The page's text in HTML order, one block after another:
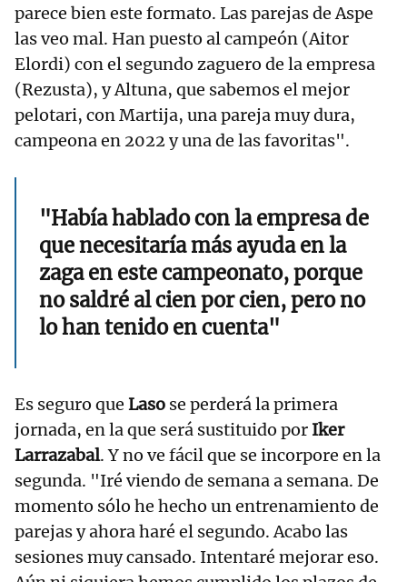
parece bien este formato. Las parejas de Aspe
las veo mal. Han puesto al campeón (Aitor
Elordi) con el segundo zaguero de la empresa
(Rezusta), y Altuna, que sabemos el mejor
pelotari, con Martija, una pareja muy dura,
campeona en 2022 y una de las favoritas".
"Había hablado con la empresa de
que necesitaría más ayuda en la
zaga en este campeonato, porque
no saldré al cien por cien, pero no
lo han tenido en cuenta"
Es seguro que Laso se perderá la primera
jornada, en la que será sustituido por Iker
Larrazabal. Y no ve fácil que se incorpore en la
segunda. "Iré viendo de semana a semana. De
momento sólo he hecho un entrenamiento de
parejas y ahora haré el segundo. Acabo las
sesiones muy cansado. Intentaré mejorar eso.